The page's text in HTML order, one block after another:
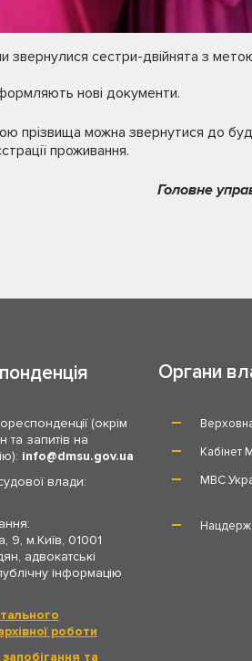
звернулися сестри-двійнята з
нові документи.
прізвища можна звернутися до
проживання.
Головне
(окрім
запитів на
info
dmsu.gov.ua
влади:
9, м.Київ, 01001
адвокатські
інформацію
роботи
та
Органи
Кабінет
МВС